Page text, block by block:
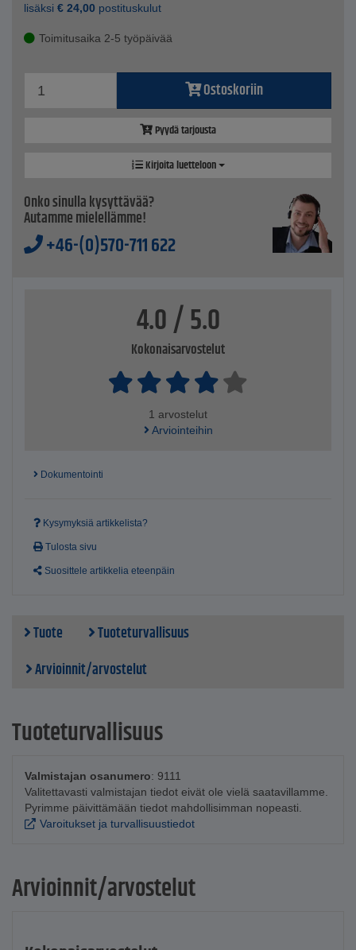
lisäksi € 24,00 postituskulut
Toimitusaika 2-5 työpäivää
Ostoskoriin
Pyydä tarjousta
Kirjoita luetteloon
Onko sinulla kysyttävää?
Autamme mielellämme!
+46-(0)570-711 622
4.0 / 5.0
Kokonaisarvostelut
1 arvostelut
Arviointeihin
Dokumentointi
Kysymyksiä artikkelista?
Tulosta sivu
Suosittele artikkelia eteenpäin
Tuote
Tuoteturvallisuus
Arvioinnit/arvostelut
Tuoteturvallisuus
Valmistajan osanumero: 9111
Valitettavasti valmistajan tiedot eivät ole vielä saatavillamme.
Pyrimme päivittämään tiedot mahdollisimman nopeasti.
Varoitukset ja turvallisuustiedot
Arvioinnit/arvostelut